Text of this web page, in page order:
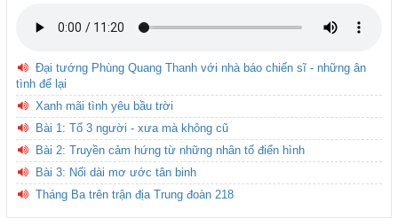
Đại tướng Phùng Quang Thanh với nhà báo chiến sĩ - những ân
tình để lại
Xanh mãi tình yêu bầu trời
Bài 1: Tổ 3 người - xưa mà không cũ
Bài 2: Truyền cảm hứng từ những nhân tố điển hình
Bài 3: Nối dài mơ ước tân binh
Tháng Ba trên trận địa Trung đoàn 218